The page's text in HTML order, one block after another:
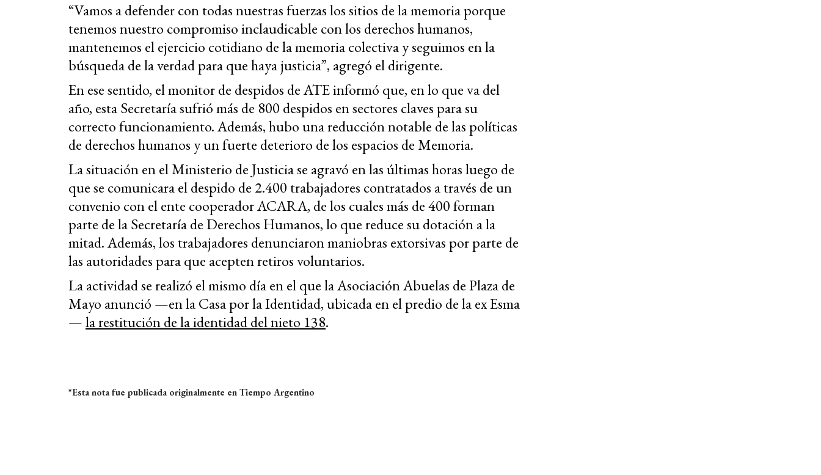
“Vamos a defender con todas nuestras fuerzas los sitios de la memoria porque
tenemos nuestro compromiso inclaudicable con los derechos humanos,
mantenemos el ejercicio cotidiano de la memoria colectiva y seguimos en la
búsqueda de la verdad para que haya justicia”, agregó el dirigente.
En ese sentido, el monitor de despidos de ATE informó que, en lo que va del
año, esta Secretaría sufrió más de 800 despidos en sectores claves para su
correcto funcionamiento. Además, hubo una reducción notable de las políticas
de derechos humanos y un fuerte deterioro de los espacios de Memoria.
La situación en el Ministerio de Justicia se agravó en las últimas horas luego de
que se comunicara el despido de 2.400 trabajadores contratados a través de un
convenio con el ente cooperador ACARA, de los cuales más de 400 forman
parte de la Secretaría de Derechos Humanos, lo que reduce su dotación a la
mitad. Además, los trabajadores denunciaron maniobras extorsivas por parte de
las autoridades para que acepten retiros voluntarios.
La actividad se realizó el mismo día en el que la Asociación Abuelas de Plaza de
Mayo anunció —en la Casa por la Identidad, ubicada en el predio de la ex Esma
—la restitución de la identidad del nieto 138.
*Esta nota fue publicada originalmente en Tiempo Argentino